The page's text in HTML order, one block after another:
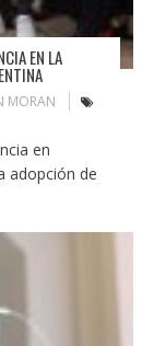
EN LA
MORAN
en
adopción de